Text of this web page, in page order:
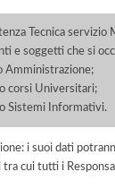
Tecnica servizio
e soggetti che si
Amministrazione;
corsi Universitari;
Sistemi Informativi.
i suoi dati
tra cui tutti i